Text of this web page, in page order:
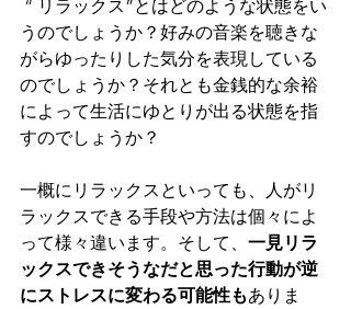
うのでしょうか？好みの音楽を聴きな
がらゆったりした気分を表現している
のでしょうか？それとも金銭的な余裕
によって生活にゆとりが出る状態を指
すのでしょうか？
一概にリラックスといっても、人がリ
ラックスできる手段や方法は個々によ
って様々違います。そして、 一見リラ
ックスできそうなだと思った行動が逆
にストレスに変わる可能性もありま